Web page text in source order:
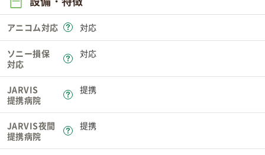
アニコム対応 対応
ソニー損保
対応
対応
JARVIS
提携病院
提携
JARVIS夜間
提携病院
提携